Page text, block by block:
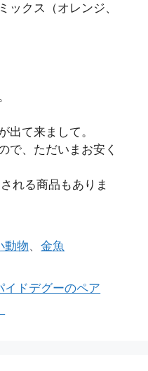
クス（オレンジ、
出て来まして。
で、ただいまお安く
れる商品もありま
動物、金魚
イドデグーのペア